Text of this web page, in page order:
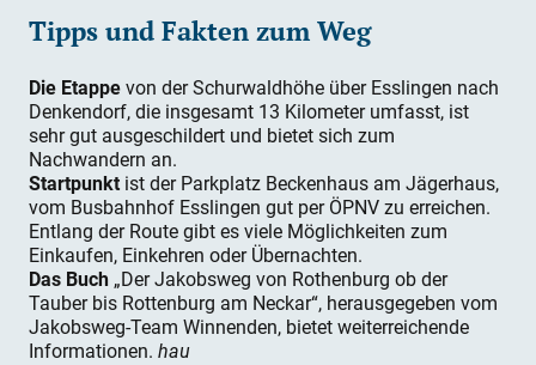
Tipps und Fakten zum Weg
Die Etappevon der Schurwaldhöhe über Esslingen nach
Denkendorf, die insgesamt 13 Kilometer umfasst, ist
sehr gut ausgeschildert und bietet sich zum
Nachwandern an.
Startpunkt ist der Parkplatz Beckenhaus am Jägerhaus,
vom Busbahnhof Esslingen gut per ÖPNV zu erreichen.
Entlang der Route gibt es viele Möglichkeiten zum
Einkaufen, Einkehren oder Übernachten.
Das Buch „Der Jakobsweg von Rothenburg ob der
Tauber bis Rottenburg am Neckar“, herausgegeben vom
Jakobsweg-Team Winnenden, bietet weiterreichende
Informationen. hau